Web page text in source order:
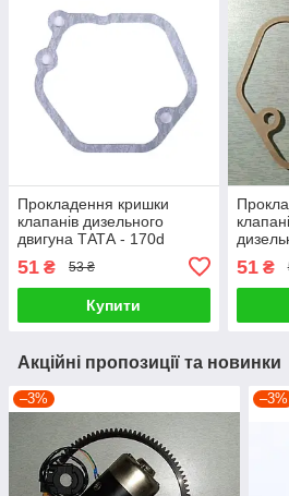
Прокладення кришки
клапанів дизельного
двигуна ТАТА - 170d
51 ₴ 53 ₴
Купити
51₴
Акційні пропозиції та новинки
–3% –3%